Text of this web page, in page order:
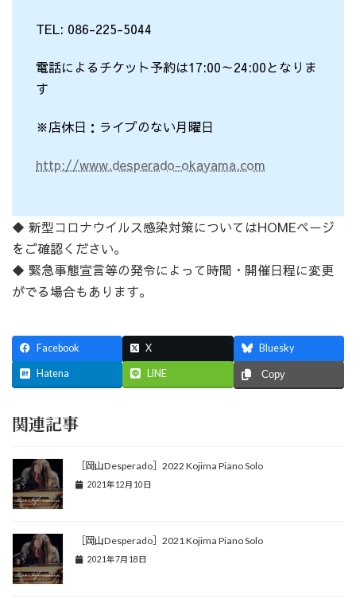
TEL: 086-225-5044
電話によるチケット予約は17:00～24:00となりま
す
※店休日：ライブのない月曜日
http://www.desperado-okayama.com
◆ 新型コロナウイルス感染対策についてはHOMEページ
をご確認ください。
◆ 緊急事態宣言等の発令によって時間・開催日程に変更
がでる場合もあります。
Facebook X Bluesky
Hatena LINE Copy
関連記事
［岡山Desperado］2022 Kojima Piano Solo
2021年12月10日
［岡山Desperado］2021 Kojima Piano Solo
2021年7月18日